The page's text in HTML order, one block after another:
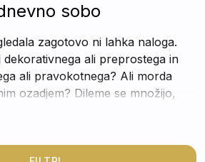
sobo
zagotovo ni lahka naloga.
ali preprostega in
ali pravokotnega? Ali morda
ozadjem? Dileme se množijo,
rešitev v obliki elegantnih
za dnevno sobo, ki bo ureditvi